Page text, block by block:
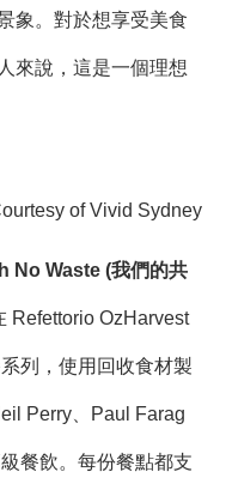
象。對於想享受美食
來說，這是一個理想
of Vivid Sydney
No Waste (我們的共
Refettorio OzHarvest
列，使用回收食材製
Perry、Paul Farag
餐飲。每份餐點都支